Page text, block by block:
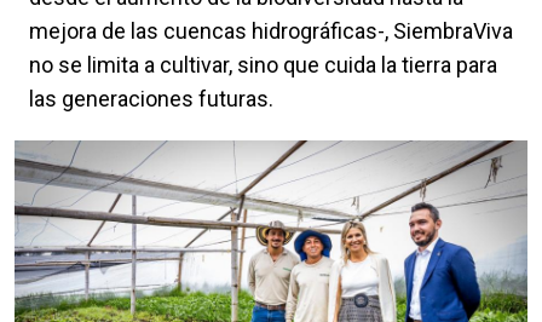
mejora de las cuencas hidrográficas-, SiembraViva
no se limita a cultivar, sino que cuida la tierra para
las generaciones futuras.